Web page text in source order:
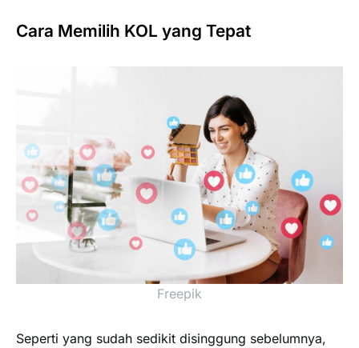
Cara Memilih KOL yang Tepat
Freepik
Seperti yang sudah sedikit disinggung sebelumnya,